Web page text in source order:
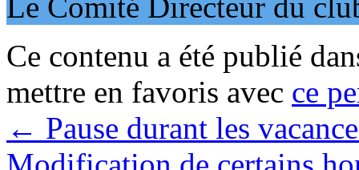
Ce contenu a été publié
mettre en favoris avec ce
← Pause durant les